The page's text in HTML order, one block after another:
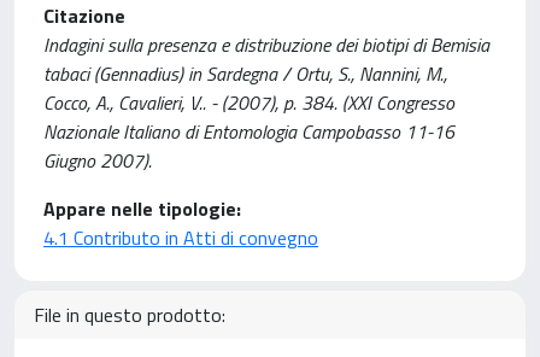
Citazione
Indagini sulla presenza e distribuzione dei biotipi di Bemisia
tabaci (Gennadius) in Sardegna / Ortu, S., Nannini, M.,
Cocco, A., Cavalieri, V.. - (2007), p. 384. (XXI Congresso
Nazionale Italiano di Entomologia Campobasso 11-16
Giugno 2007).
Appare nelle tipologie:
4.1 Contributo in Atti di convegno
File in questo prodotto: